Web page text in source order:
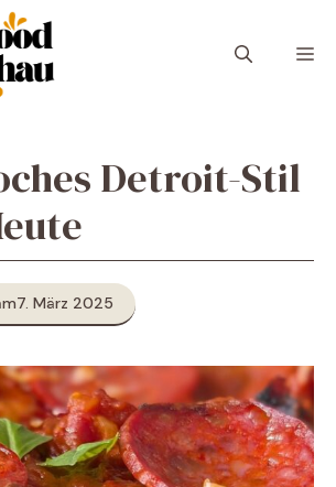
Detroit-Stil
7. März 2025